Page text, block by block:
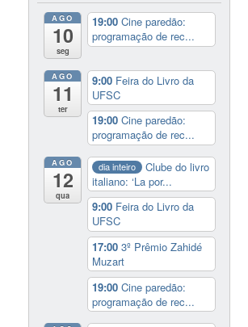
AGO
10
seg
19:00Cine paredão:
programação de rec...
AGO
11
ter
9:00 Feira do Livro da
UFSC
19:00Cine paredão:
programação de rec...
AGO
12
qua
dia inteiro
Clube do livro
italiano: ‘La por...
9:00 Feira do Livro da
UFSC
17:003º Prêmio Zahidé
Muzart
19:00Cine paredão:
programação de rec...